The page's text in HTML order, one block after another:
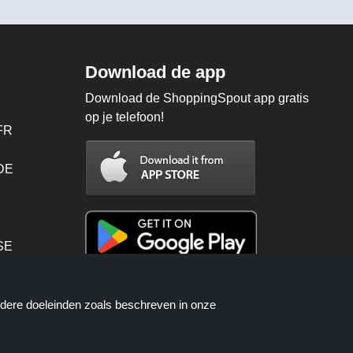
Download de app
Download de ShoppingSpout app gratis
op je telefoon!
doeleinden zoals beschreven in onze